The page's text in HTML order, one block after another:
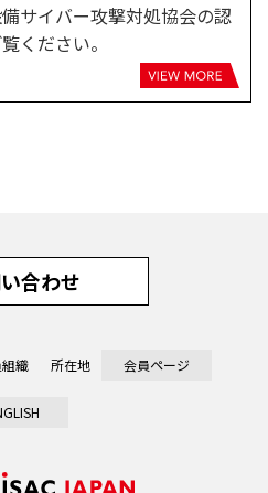
サイバー攻撃対処協会の認
ください。
合わせ
織 所在地 会員ページ